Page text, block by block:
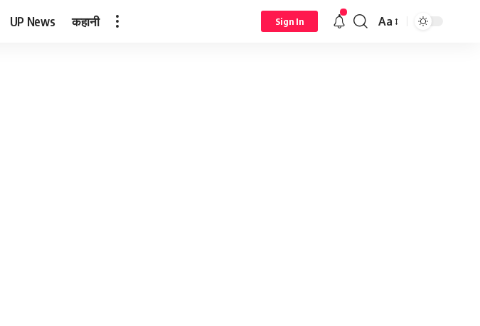
UP News कहानी Sign In Aa